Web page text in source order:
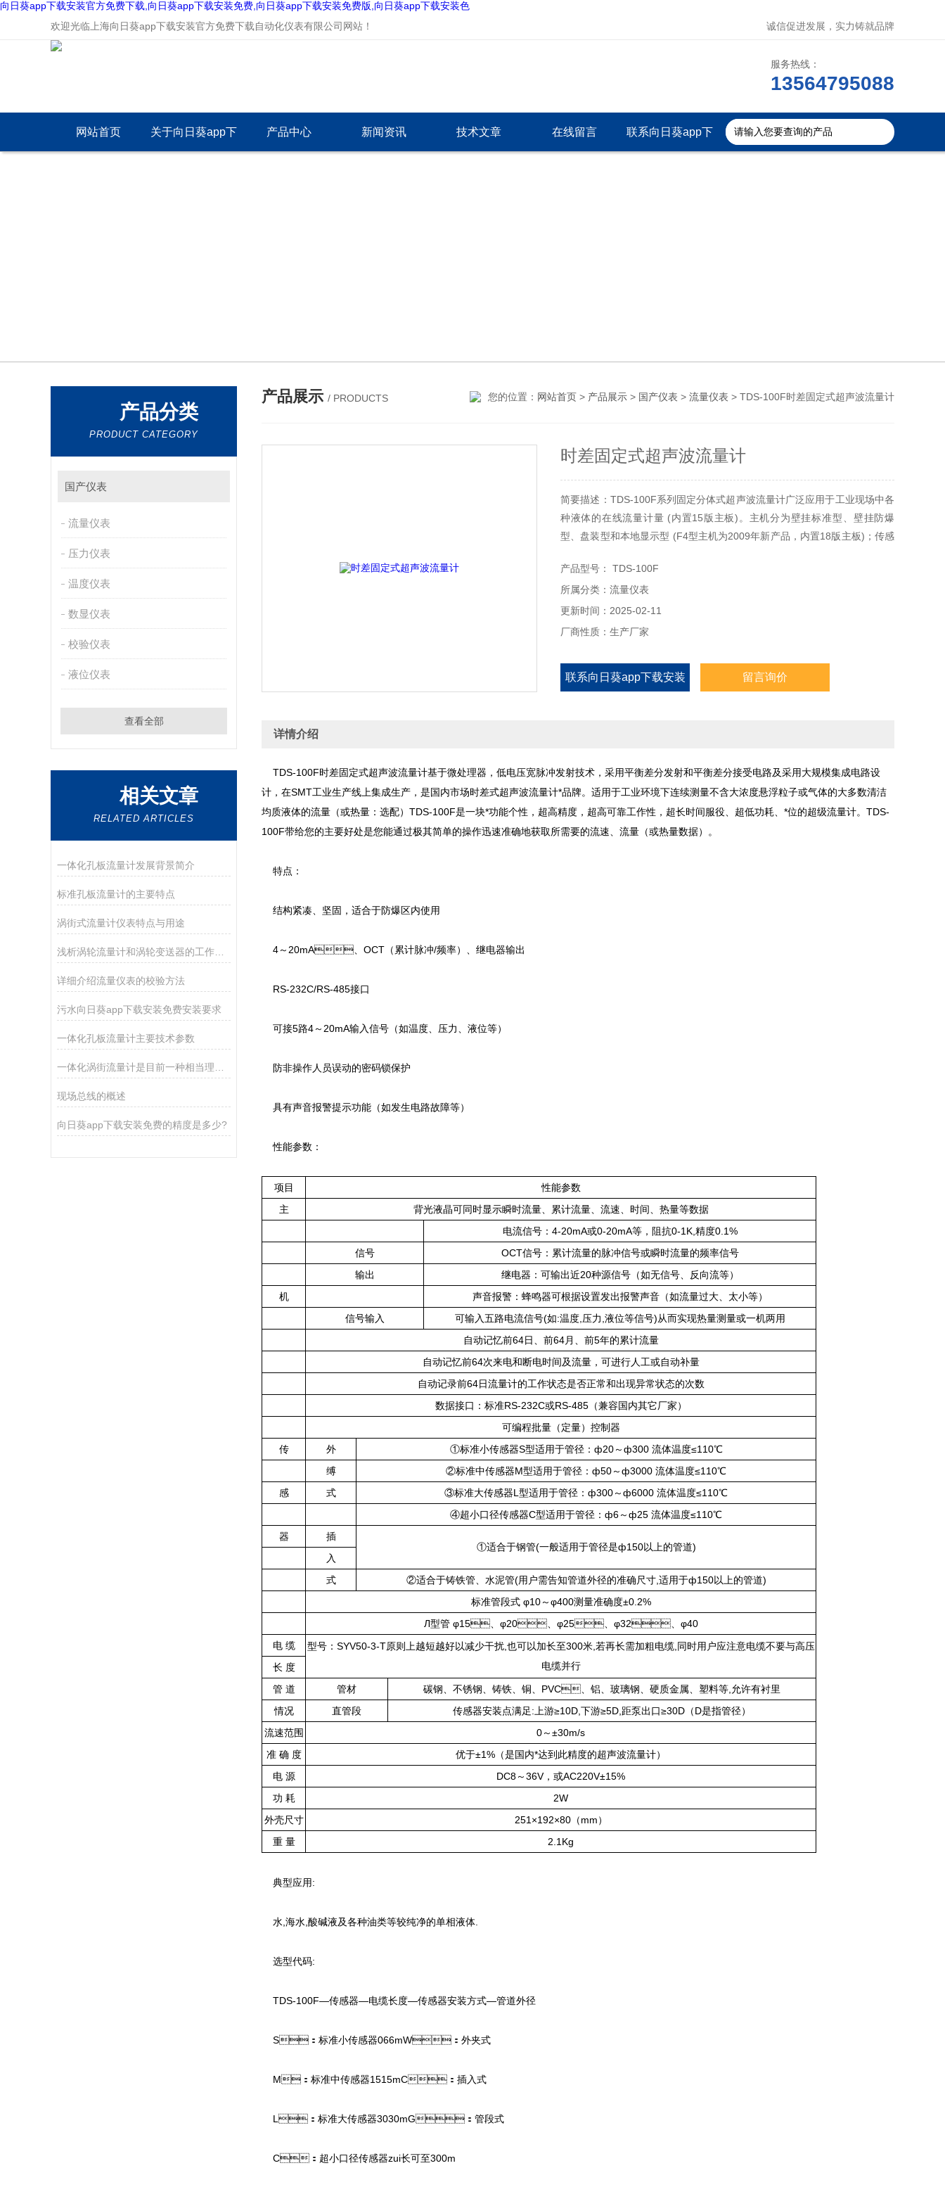
向日葵app下载安装官方免费下载,向日葵app下载安装免费,向日葵app下载安装免费版,向日葵app下载安装色
欢迎光临上海向日葵app下载安装官方免费下载自动化仪表有限公司网站！
诚信促进发展，实力铸就品牌
服务热线：
13564795088
网站首页 关于向日葵app下 产品中心 新闻资讯 技术文章 在线留言 联系向日葵app下
产品分类
PRODUCT CATEGORY
国产仪表
流量仪表
压力仪表
温度仪表
数显仪表
校验仪表
液位仪表
查看全部
相关文章
RELATED ARTICLES
一体化孔板流量计发展背景简介
标准孔板流量计的主要特点
涡街式流量计仪表特点与用途
浅析涡轮流量计和涡轮变送器的工作原理
详细介绍流量仪表的校验方法
污水向日葵app下载安装免费安装要求
一体化孔板流量计主要技术参数
现场总线的概述
向日葵app下载安装免费的精度是多少?
产品展示 / PRODUCTS 您的位置： 网站首页 > 产品展示 > 国产仪表 > 流量仪表 > TDS-100F时差固定式超声波流量计
时差固定式超声波流量计
简要描述：TDS-100F系列固定分体式超声波流量计广泛应用于工业现场中各
种液体的在线流量计量 (内置15版主板)。主机分为壁挂标准型、壁挂防爆
型、盘装型和本地显示型 (F4型主机为2009年新产品，内置18版主板)；传感
产品型号： TDS-100F
所属分类：流量仪表
更新时间：2025-02-11
厂商性质：生产厂家
联系向日葵app下载安装 留言询价
详情介绍
TDS-100F时差固定式超声波流量计基于微处理器，低电压宽脉冲发射技术，采用平衡差分发射和平衡差分接受电路及采用大规模集成电路设
计，在SMT工业生产线上集成生产，是国内市场时差式超声波流量计*品牌。适用于工业环境下连续测量不含大浓度悬浮粒子或气体的大多数清洁
均质液体的流量（或热量：选配）TDS-100F是一块*功能个性，超高精度，超高可靠工作性，超长时间服役、超低功耗、*位的超级流量计。TDS-
100F带给您的主要好处是您能通过极其简单的操作迅速准确地获取所需要的流速、流量（或热量数据）。
特点：
结构紧凑、坚固，适合于防爆区内使用
4～20mA、OCT（累计脉冲/频率）、继电器输出
RS-232C/RS-485接口
可接5路4～20mA输入信号（如温度、压力、液位等）
防非操作人员误动的密码锁保护
具有声音报警提示功能（如发生电路故障等）
性能参数：
项目
性能参数
主
背光液晶可同时显示瞬时流量、累计流量、流速、时间、热量等数据
电流信号：4-20mA或0-20mA等，阻抗0-1K,精度0.1%
信号
OCT信号：累计流量的脉冲信号或瞬时流量的频率信号
输出
继电器：可输出近20种源信号（如无信号、反向流等）
机
声音报警：蜂鸣器可根据设置发出报警声音（如流量过大、太小等）
信号输入
可输入五路电流信号(如:温度,压力,液位等信号)从而实现热量测量或一机两用
自动记忆前64日、前64月、前5年的累计流量
自动记忆前64次来电和断电时间及流量，可进行人工或自动补量
自动记录前64日流量计的工作状态是否正常和出现异常状态的次数
数据接口：标准RS-232C或RS-485（兼容国内其它厂家）
可编程批量（定量）控制器
传
外
①标准小传感器S型适用于管径：ф20～ф300 流体温度≤110℃
缚
②标准中传感器M型适用于管径：ф50～ф3000 流体温度≤110℃
感
式
③标准大传感器L型适用于管径：ф300～ф6000 流体温度≤110℃
④超小口径传感器C型适用于管径：ф6～ф25 流体温度≤110℃
器
插
①适合于钢管(一般适用于管径是ф150以上的管道)
入
式
②适合于铸铁管、水泥管(用户需告知管道外径的准确尺寸,适用于ф150以上的管道)
标准管段式 φ10～φ400测量准确度±0.2%
Л型管 φ15、φ20、φ25、φ32、φ40
电 缆
型号：SYV50-3-T原则上越短越好以减少干扰,也可以加长至300米,若再长需加粗电缆,同时用户应注意电缆不要与高压
电缆并行
长 度
管 道
管材
碳钢、不锈钢、铸铁、铜、PVC、铝、玻璃钢、硬质金属、塑料等,允许有衬里
情况
直管段
传感器安装点满足:上游≥10D,下游≥5D,距泵出口≥30D（D是指管径）
流速范围
0～±30m/s
准 确 度
优于±1%（是国内*达到此精度的超声波流量计）
电 源
DC8～36V，或AC220V±15%
功 耗
2W
外壳尺寸
251×192×80（mm）
重 量
2.1Kg
典型应用:
水,海水,酸碱液及各种油类等较纯净的单相液体.
选型代码:
TDS-100F—传感器—电缆长度—传感器安装方式—管道外径
S：标准小传感器066mW：外夹式
M：标准中传感器1515mC：插入式
L：标准大传感器3030mG：管段式
C：超小口径传感器zui长可至300m